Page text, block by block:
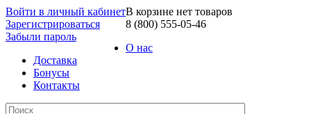
Войти в личный кабинет
Зарегистрироваться
Забыли пароль
В корзине нет товаров
8 (800) 555-05-46
О нас
Доставка
Бонусы
Контакты